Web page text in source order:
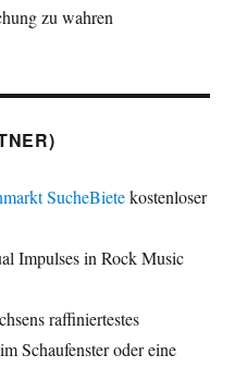
zu wahren
SucheBietekostenloser
Impulses in Rock Music
raffiniertestes
Schaufenster oder eine